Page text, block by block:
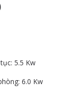
5.5 Kw
6.0 Kw